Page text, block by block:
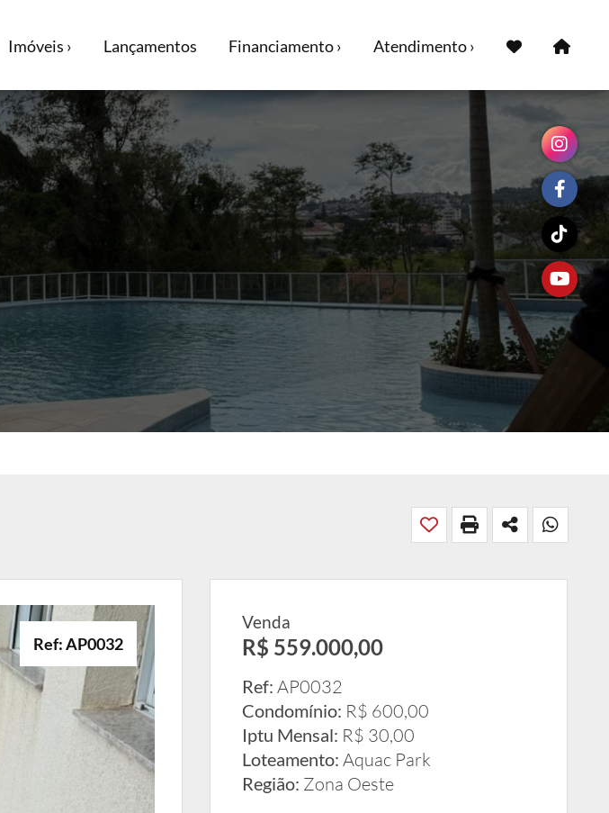
Imóveis › Lançamentos Financiamento › Atendimento ›
Ref: AP0032
Venda
R$ 559.000,00
Ref: AP0032
Condomínio: R$ 600,00
Iptu Mensal: R$ 30,00
Loteamento: Aquac Park
Região: Zona Oeste